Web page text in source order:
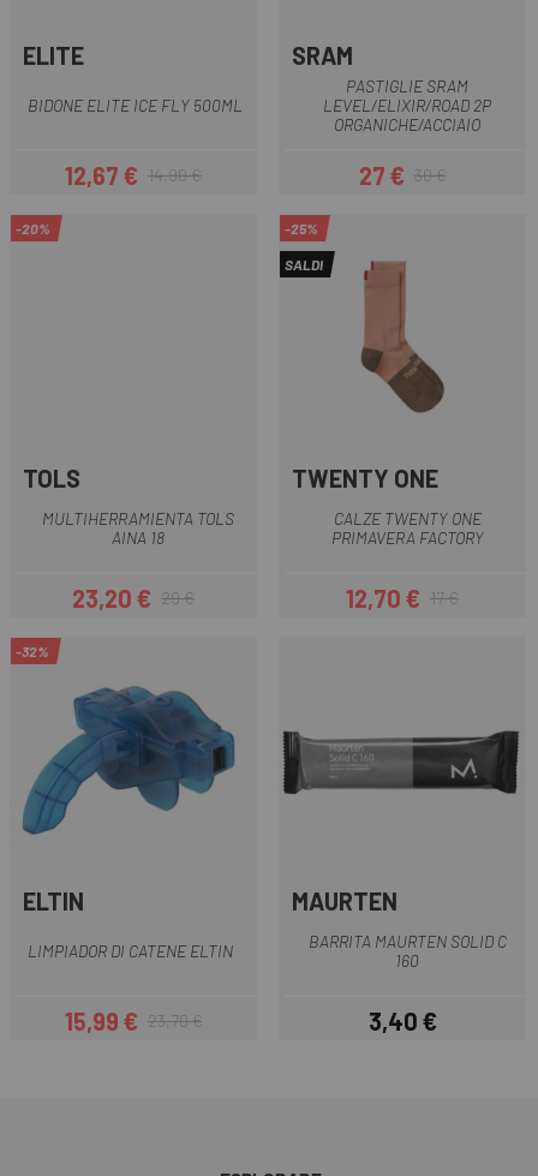
ELITE
BIDONE ELITE ICE FLY 500ML
Prezzo
12,67 €Prezzo base
14,90 €
SRAM
PASTIGLIE SRAM
LEVEL/ELIXIR/ROAD 2P
ORGANICHE/ACCIAIO
Prezzo
27 €Prezzo base
30 €
-20%
TOLS
MULTIHERRAMIENTA TOLS
AINA 18
Prezzo
23,20 €Prezzo base
29 €
-25%
SALDI
TWENTY ONE
CALZE TWENTY ONE
PRIMAVERA FACTORY
Prezzo
12,70 €Prezzo base
17 €
-32%
ELTIN
LIMPIADOR DI CATENE ELTIN
Prezzo
15,99 €Prezzo base
23,70 €
MAURTEN
BARRITA MAURTEN SOLID C
160
Prezzo
3,40 €